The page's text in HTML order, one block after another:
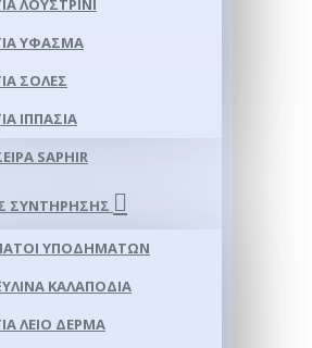
ΛΟΥΣΤΡΊΝΙ
ΥΦΑΣΜΑ
ΣΌΛΕΣ
ΙΠΠΑΣΊΑ
SAPHIR
ΣΥΝΤΉΡΗΣΗΣ
ΥΠΟΔΗΜΆΤΩΝ
ΚΑΛΑΠΌΔΙΑ
ΛΕΊΟ ΔΈΡΜΑ